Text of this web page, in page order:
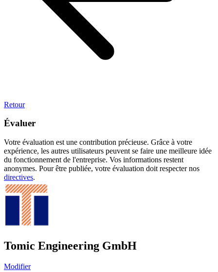
Retour
Évaluer
Votre évaluation est une contribution précieuse. Grâce à votre
expérience, les autres utilisateurs peuvent se faire une meilleure idée
du fonctionnement de l'entreprise. Vos informations restent
anonymes. Pour être publiée, votre évaluation doit respecter nos
directives.
Tomic Engineering GmbH
Modifier